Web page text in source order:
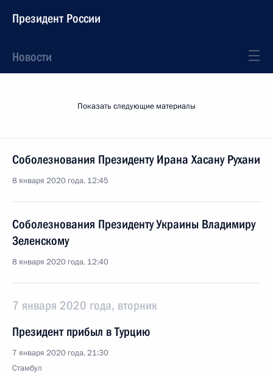
Президент России
Новости
Показать следующие материалы
Соболезнования Президенту Ирана Хасану Рухани
8 января 2020 года, 12:45
Соболезнования Президенту Украины Владимиру
Зеленскому
8 января 2020 года, 12:40
7 января 2020 года, вторник
Президент прибыл в Турцию
7 января 2020 года, 21:30
Стамбул